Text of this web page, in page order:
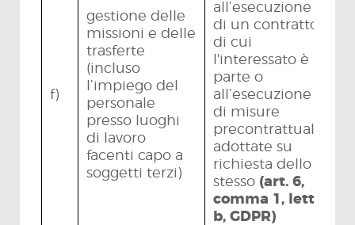
f)
gestione delle
missioni e delle
trasferte
(incluso
l’impiego del
personale
presso luoghi
di lavoro
facenti capo a
soggetti terzi)
all’esecuzione
di un contratto
di cui
l'interessato è
parte o
all’esecuzione
di misure
precontrattuali
adottate su
richiesta dello
stesso (art. 6,
comma 1, lett.
b, GDPR)